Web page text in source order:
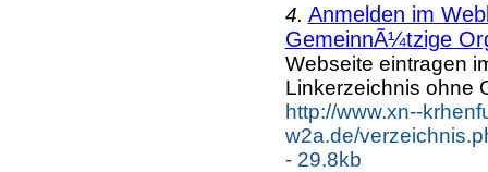
4. Anmelden im
GemeinnÃ¼tzige
Webseite eintragen
Linkerzeichnis ohne
http://www.xn--
w2a.de/
- 29.8kb